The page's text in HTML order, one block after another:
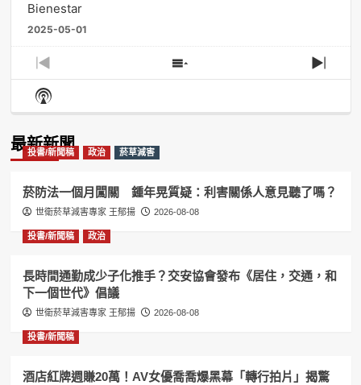
Bienestar
2025-05-01
Previous
Episode
Show
Episodes
Next
Show
Podcast
最新新聞
投書/新聞稿 政治 菸草減害
菸防法一個月闖關 鍾年晃質疑：利害關係人意見聽了嗎？
世衛菸草減害專家 王郁揚 2026-08-08
投書/新聞稿 政治
長時間通勤成少子化推手？交安協會發布《居住，交通，和
下一個世代》倡議
世衛菸草減害專家 王郁揚 2026-08-08
投書/新聞稿
酒店紅牌週賺20萬！AV女優喬喬爆黑幕「轉行拍片」揭驚